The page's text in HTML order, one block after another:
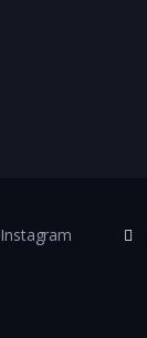
Instagram